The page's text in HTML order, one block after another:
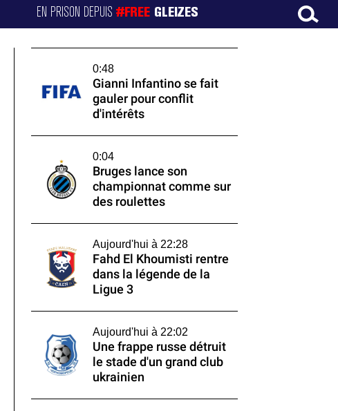
EN PRISON DEPUIS#FREE GLEIZES
0:48
Gianni Infantino se fait
gauler pour conflit
d'intérêts
0:04
Bruges lance son
championnat comme sur
des roulettes
Aujourd'hui à 22:28
Fahd El Khoumisti rentre
dans la légende de la
Ligue 3
Aujourd'hui à 22:02
Une frappe russe détruit
le stade d'un grand club
ukrainien